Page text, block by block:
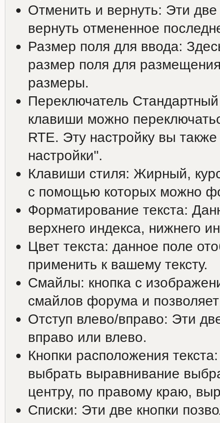
Отменить и вернуть: Эти
вернуть отмененное
Размер поля для ввода:
размер поля для
размеры.
Переключатель
клавиши можно
RTE. Эту настройку вы
настройки".
Клавиши стиля: Жирный,
с помощью которых можно
Форматирование текста:
верхнего индекса, нижнего
Цвет текста: данное поле
применить к вашему тексту.
Смайлы: кнопка с
смайлов форума и
Отступ влево/вправо: Эти
вправо или влево.
Кнопки расположения
выбрать выравнивание
центру, по правому краю,
Списки: Эти две кнопки